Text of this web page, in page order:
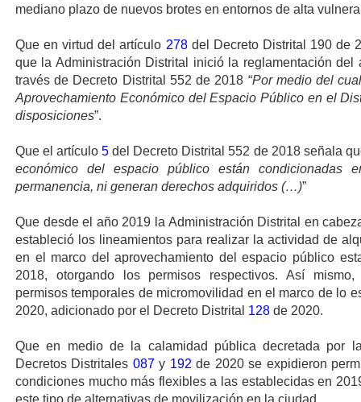
mediano plazo de nuevos brotes en entornos de alta
Que en virtud del artículo 278del Decreto Distrital 190 de
que la Administración Distrital inició la reglamentación
través de Decreto Distrital 552 de 2018 “Por medio del
Aprovechamiento Económico del Espacio Público en el
disposiciones”.
Que el artículo5 del Decreto Distrital 552 de 2018 señala
económico del espacio público están condicionadas
permanencia, ni generan derechos adquiridos (…)”
Que desde el año 2019 la Administración Distrital en
estableció los lineamientos para realizar la actividad de
en el marco del aprovechamiento del espacio público
2018, otorgando los permisos respectivos. Así
permisos temporales de micromovilidad en el marco de lo
2020, adicionado por el Decreto Distrital 128 de 2020.
Que en medio de la calamidad pública decretada por
Decretos Distritales 087y 192 de 2020 se expidieron
condiciones mucho más flexibles a las establecidas en
este tipo de alternativas de movilización en la ciudad.